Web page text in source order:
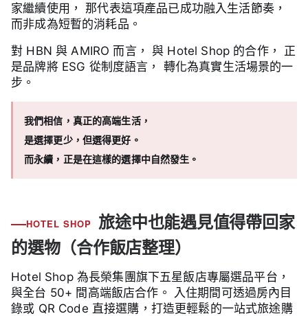
家繼續使用， 那代表這項產品已成功融入生活節奏，
而非成為短暫的消耗品。
對 HBN 與 AMIRO 而言， 與 Hotel Shop 的合作， 正
是品牌將 ESG 從制度語言， 轉化為真實生活場景的一
步。
我們相信，真正的高端生活，
是選擇更少，但選得更好。
而永續，正是在這樣的選擇中自然發生。
HOTEL SHOP
旅途中也能遇見值得帶回家
的選物（合作飯店整理）
Hotel Shop 為長榮集團旗下五星飯店專屬選品平台，
與全台 50+ 間高端飯店合作。 入住期間可透過房內目
錄或 QR Code 直接選購，打造更輕鬆的一站式旅途購